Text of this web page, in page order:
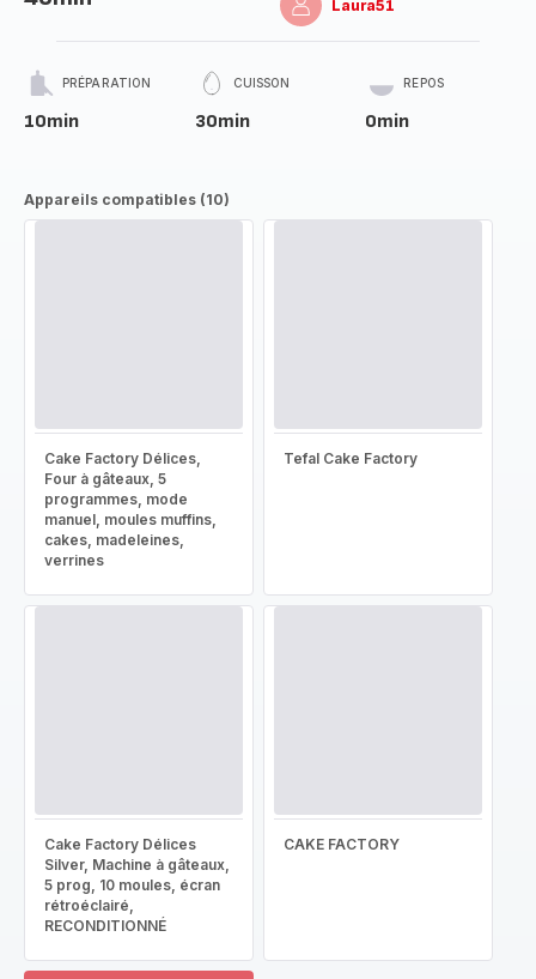
Laura51
PRÉPARATION
10min
CUISSON
30min
REPOS
0min
Appareils compatibles (10)
Cake Factory Délices,
Four à gâteaux, 5
programmes, mode
manuel, moules muffins,
cakes, madeleines,
verrines
Tefal Cake Factory
Cake Factory Délices
Silver, Machine à gâteaux,
5 prog, 10 moules, écran
rétroéclairé,
RECONDITIONNÉ
CAKE FACTORY